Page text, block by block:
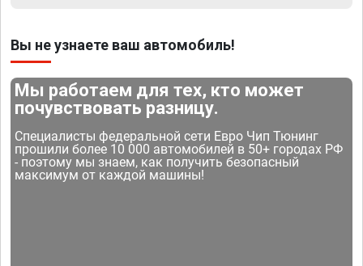
Вы не узнаете ваш автомобиль!
Мы работаем для тех, кто может
почувствовать разницу.
Специалисты федеральной сети Евро Чип Тюнинг
прошили более 10 000 автомобилей в 50+ городах РФ
- поэтому мы знаем, как получить безопасный
максимум от каждой машины!